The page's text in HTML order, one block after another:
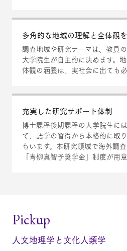
多角的な地域の理解と全体観
調査地域や研究テーマは、教員
大学院生が自主的に決めます。
体観の涵養は、実社会に出ても必
充実した研究サポート体制
博士課程後期課程の大学院生に
て、語学の習得から本格的に取
もいます。本研究領域で海外調
「青柳真智子奨学金」制度が用
Pickup
人文地理学と文化人類学